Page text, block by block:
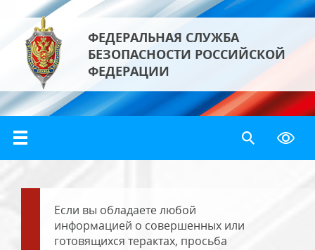
ФЕДЕРАЛЬНАЯ СЛУЖБА
БЕЗОПАСНОСТИ РОССИЙСКОЙ
ФЕДЕРАЦИИ
Если вы обладаете любой
информацией о совершенных или
готовящихся терактах, просьба